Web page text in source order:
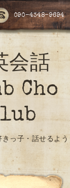
090-4348-9694
会話
Cho
っ子・話せるよう